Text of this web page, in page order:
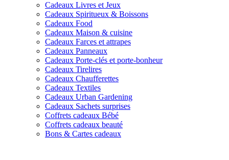
Cadeaux Livres et Jeux
Cadeaux Spiritueux & Boissons
Cadeaux Food
Cadeaux Maison & cuisine
Cadeaux Farces et attrapes
Cadeaux Panneaux
Cadeaux Porte-clés et porte-bonheur
Cadeaux Tirelires
Cadeaux Chaufferettes
Cadeaux Textiles
Cadeaux Urban Gardening
Cadeaux Sachets surprises
Coffrets cadeaux Bébé
Coffrets cadeaux beauté
Bons & Cartes cadeaux